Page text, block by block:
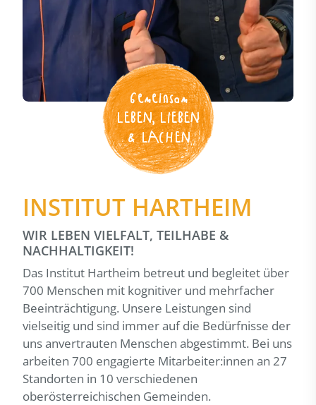
Gemeinsam
LEBEN, LIEBEN
& LACHEN
INSTITUT HARTHEIM
WIR LEBEN VIELFALT, TEILHABE &
NACHHALTIGKEIT!
Das Institut Hartheim betreut und begleitet über
700 Menschen mit kognitiver und mehrfacher
Beeinträchtigung. Unsere Leistungen sind
vielseitig und sind immer auf die Bedürfnisse der
uns anvertrauten Menschen abgestimmt. Bei uns
arbeiten 700 engagierte Mitarbeiter:innen an 27
Standorten in 10 verschiedenen
oberösterreichischen Gemeinden.